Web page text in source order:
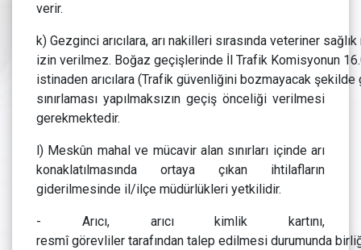
verir.
k) Gezginci arıcılara, arı nakilleri sırasında veteriner
izin verilmez. Boğaz geçişlerinde İl Trafik Komisyonun
istinaden arıcılara (Trafik güvenliğini bozmayacak
sınırlaması yapılmaksızın geçiş önceliği verilmesi
gerekmektedir.
l) Meskûn mahal ve mücavir alan sınırları içinde arı
konaklatılmasında ortaya çıkan ihtilafların
giderilmesinde il/ilçe müdürlükleri yetkilidir.
- Arıcı, arıcı kimlik kartını,
resmî görevliler tarafından talep edilmesi durumunda